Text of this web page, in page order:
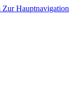
Zur Hauptnavigation